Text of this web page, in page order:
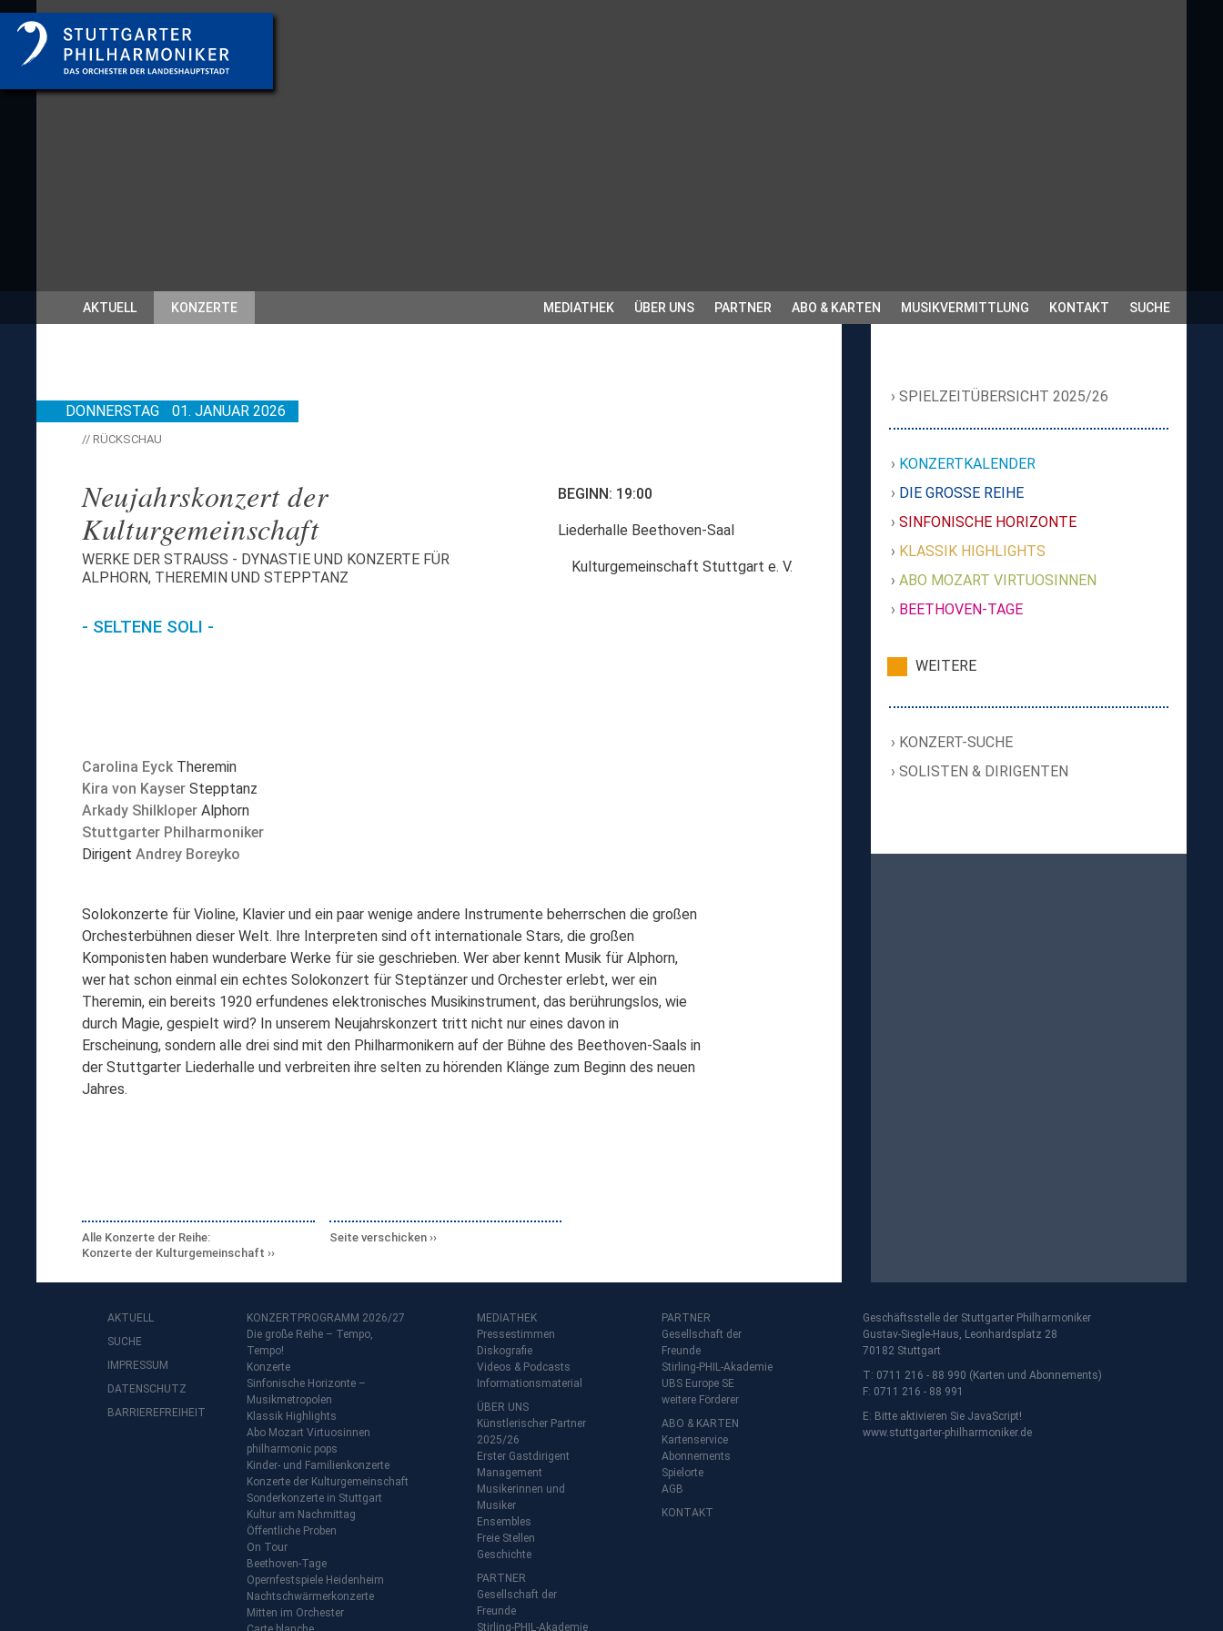
AKTUELL KONZERTE MEDIATHEK ÜBER UNS PARTNER ABO & KARTEN MUSIKVERMITTLUNG KONTAKT SUCHE
DONNERSTAG 01. JANUAR 2026
// RÜCKSCHAU
Neujahrskonzert der
Kulturgemeinschaft
WERKE DER STRAUSS - DYNASTIE UND KONZERTE FÜR
ALPHORN, THEREMIN UND STEPPTANZ
BEGINN: 19:00
Liederhalle Beethoven-Saal
Kulturgemeinschaft Stuttgart e. V.
- SELTENE SOLI -
Carolina Eyck Theremin
Kira von Kayser Stepptanz
Arkady Shilkloper Alphorn
Stuttgarter Philharmoniker
Dirigent Andrey Boreyko
Solokonzerte für Violine, Klavier und ein paar wenige andere Instrumente beherrschen die großen
Orchesterbühnen dieser Welt. Ihre Interpreten sind oft internationale Stars, die großen
Komponisten haben wunderbare Werke für sie geschrieben. Wer aber kennt Musik für Alphorn,
wer hat schon einmal ein echtes Solokonzert für Steptänzer und Orchester erlebt, wer ein
Theremin, ein bereits 1920 erfundenes elektronisches Musikinstrument, das berührungslos, wie
durch Magie, gespielt wird? In unserem Neujahrskonzert tritt nicht nur eines davon in
Erscheinung, sondern alle drei sind mit den Philharmonikern auf der Bühne des Beethoven-Saals in
der Stuttgarter Liederhalle und verbreiten ihre selten zu hörenden Klänge zum Beginn des neuen
Jahres.
Alle Konzerte der Reihe:
Konzerte der Kulturgemeinschaft
Seite verschicken
SPIELZEITÜBERSICHT 2025/26
KONZERTKALENDER
DIE GROSSE REIHE
SINFONISCHE HORIZONTE
KLASSIK HIGHLIGHTS
ABO MOZART VIRTUOSINNEN
BEETHOVEN-TAGE
WEITERE
KONZERT-SUCHE
SOLISTEN & DIRIGENTEN
AKTUELL
SUCHE
IMPRESSUM
DATENSCHUTZ
BARRIEREFREIHEIT
KONZERTPROGRAMM 2026/27
Die große Reihe – Tempo,
Tempo!
Konzerte
Sinfonische Horizonte –
Musikmetropolen
Klassik Highlights
Abo Mozart Virtuosinnen
philharmonic pops
Kinder- und Familienkonzerte
Konzerte der Kulturgemeinschaft
Sonderkonzerte in Stuttgart
Kultur am Nachmittag
Öffentliche Proben
On Tour
Beethoven-Tage
Opernfestspiele Heidenheim
Nachtschwärmerkonzerte
Mitten im Orchester
MEDIATHEK
Pressestimmen
Diskografie
Videos & Podcasts
Informationsmaterial
ÜBER UNS
Künstlerischer Partner
2025/26
Erster Gastdirigent
Management
Musikerinnen und
Musiker
Ensembles
Freie Stellen
Geschichte
PARTNER
Gesellschaft der
Freunde
Stirling-PHIL-Akademie
PARTNER
Gesellschaft der
Freunde
Stirling-PHIL-Akademie
UBS Europe SE
weitere Förderer
ABO & KARTEN
Kartenservice
Abonnements
Spielorte
AGB
KONTAKT
Geschäftsstelle der Stuttgarter Philharmoniker
Gustav-Siegle-Haus, Leonhardsplatz 28
70182 Stuttgart
T: 0711 216 - 88 990 (Karten und Abonnements)
F: 0711 216 - 88 991
E: Bitte aktivieren Sie JavaScript!
www.stuttgarter-philharmoniker.de